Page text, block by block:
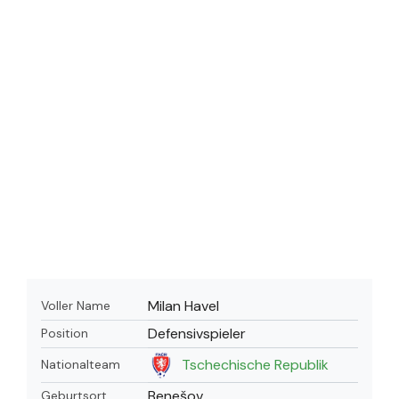
Voller Name Milan Havel
Position Defensivspieler
Nationalteam Tschechische Republik
Geburtsort